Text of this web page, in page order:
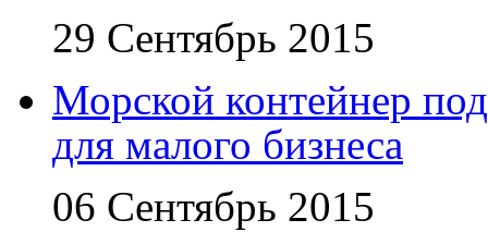
29 Сентябрь 2015
Морской контейнер
для малого бизнеса
06 Сентябрь 2015